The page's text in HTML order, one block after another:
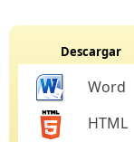
Descargar
Word
HTML